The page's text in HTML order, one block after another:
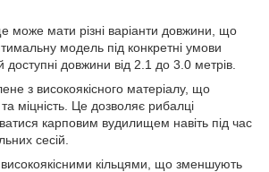
може мати різні варіанти довжини, що
модель під конкретні умови
доступні довжини від 2.1 до 3.0 метрів.
з високоякісного матеріалу, що
та міцність. Це дозволяє рибалці
карповим вудилищем навіть під час
сесій.
кільцями, що зменшують